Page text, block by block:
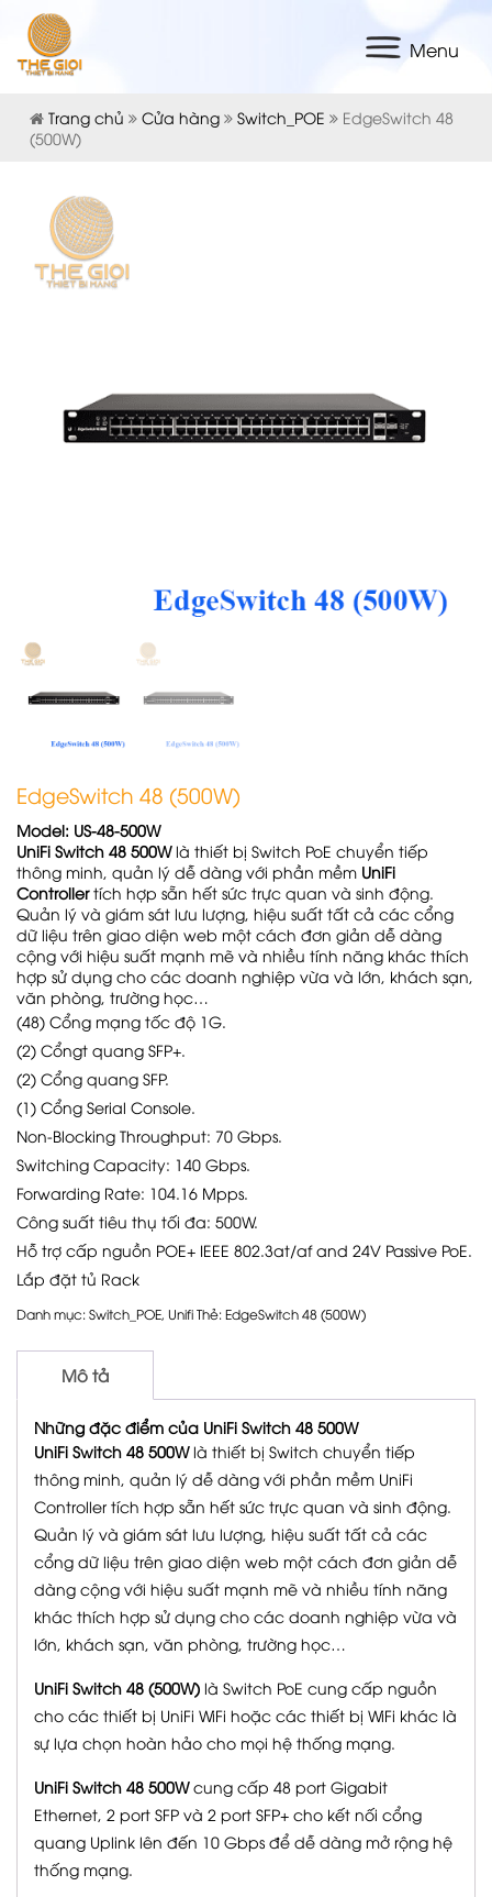
Menu
Trang chủ Cửa hàng Switch_POE
EdgeSwitch 48
(500W)
EdgeSwitch 48 (500W)
Model: US-48-500W
UniFi Switch 48 500Wlà thiết bị Switch PoE chuyển tiếp
thông minh, quản lý dễ dàng với phần mềm UniFi
Controllertích hợp sẵn hết sức trực quan và sinh động.
Quản lý và giám sát lưu lượng, hiệu suất tất cả các cổng
dữ liệu trên giao diện web một cách đơn giản dễ dàng
cộng với hiệu suất mạnh mẽ và nhiều tính năng khác thích
hợp sử dụng cho các doanh nghiệp vừa và lớn, khách sạn,
văn phòng, trường học…
(48) Cổng mạng tốc độ 1G.
(2) Cổngt quang SFP+.
(2) Cổng quang SFP.
(1) Cổng Serial Console.
Non-Blocking Throughput: 70 Gbps.
Switching Capacity: 140 Gbps.
Forwarding Rate: 104.16 Mpps.
Công suất tiêu thụ tối đa: 500W.
Hỗ trợ cấp nguồn POE+ IEEE 802.3at/af and 24V Passive PoE.
Lắp đặt tủ Rack
Danh mục:Switch_POE, UnifiThẻ:EdgeSwitch 48 (500W)
Mô tả
Những đặc điểm của UniFi Switch 48 500W
UniFi Switch 48 500Wlà thiết bị Switch chuyển tiếp
thông minh, quản lý dễ dàng với phần mềm UniFi
Controller tích hợp sẵn hết sức trực quan và sinh động.
Quản lý và giám sát lưu lượng, hiệu suất tất cả các
cổng dữ liệu trên giao diện web một cách đơn giản dễ
dàng cộng với hiệu suất mạnh mẽ và nhiều tính năng
khác thích hợp sử dụng cho các doanh nghiệp vừa và
lớn, khách sạn, văn phòng, trường học…
UniFi Switch 48 (500W) là Switch PoE cung cấp nguồn
cho các thiết bị UniFi WiFi hoặc các thiết bị WiFi khác là
sự lựa chọn hoàn hảo cho mọi hệ thống mạng.
UniFi Switch 48 500Wcung cấp 48 port Gigabit
Ethernet, 2 port SFP và 2 port SFP+ cho kết nối cổng
quang Uplink lên đến 10 Gbps để dễ dàng mở rộng hệ
thống mạng.